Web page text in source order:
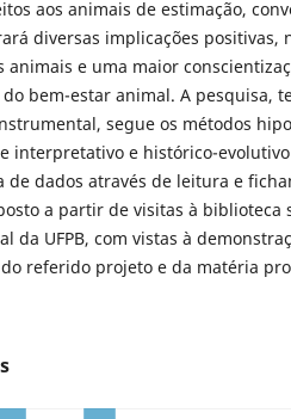
aos animais de estimação,
diversas implicações positivas,
animais e uma maior
bem-estar animal. A pesquisa,
segue os métodos
interpretativo e histórico-
de dados através de leitura e
a partir de visitas à biblioteca
da UFPB, com vistas à
referido projeto e da matéria